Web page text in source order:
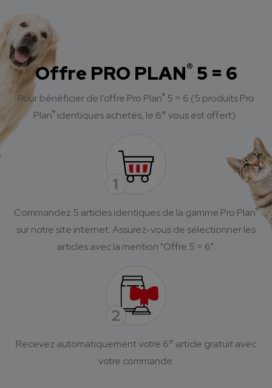
Offre PRO PLAN® 5 = 6
Pour bénéficier de l'offre Pro Plan® 5 = 6 (5 produits Pro
Plan®identiques achetés, le 6e vous est offert) :
Commandez 5 articles identiques de la gamme Pro Plan®
sur notre site internet.Assurez-vous de sélectionner les
articles avec la mention "Offre 5 = 6".
Recevez automatiquement votre 6e article gratuit avec
votre commande.